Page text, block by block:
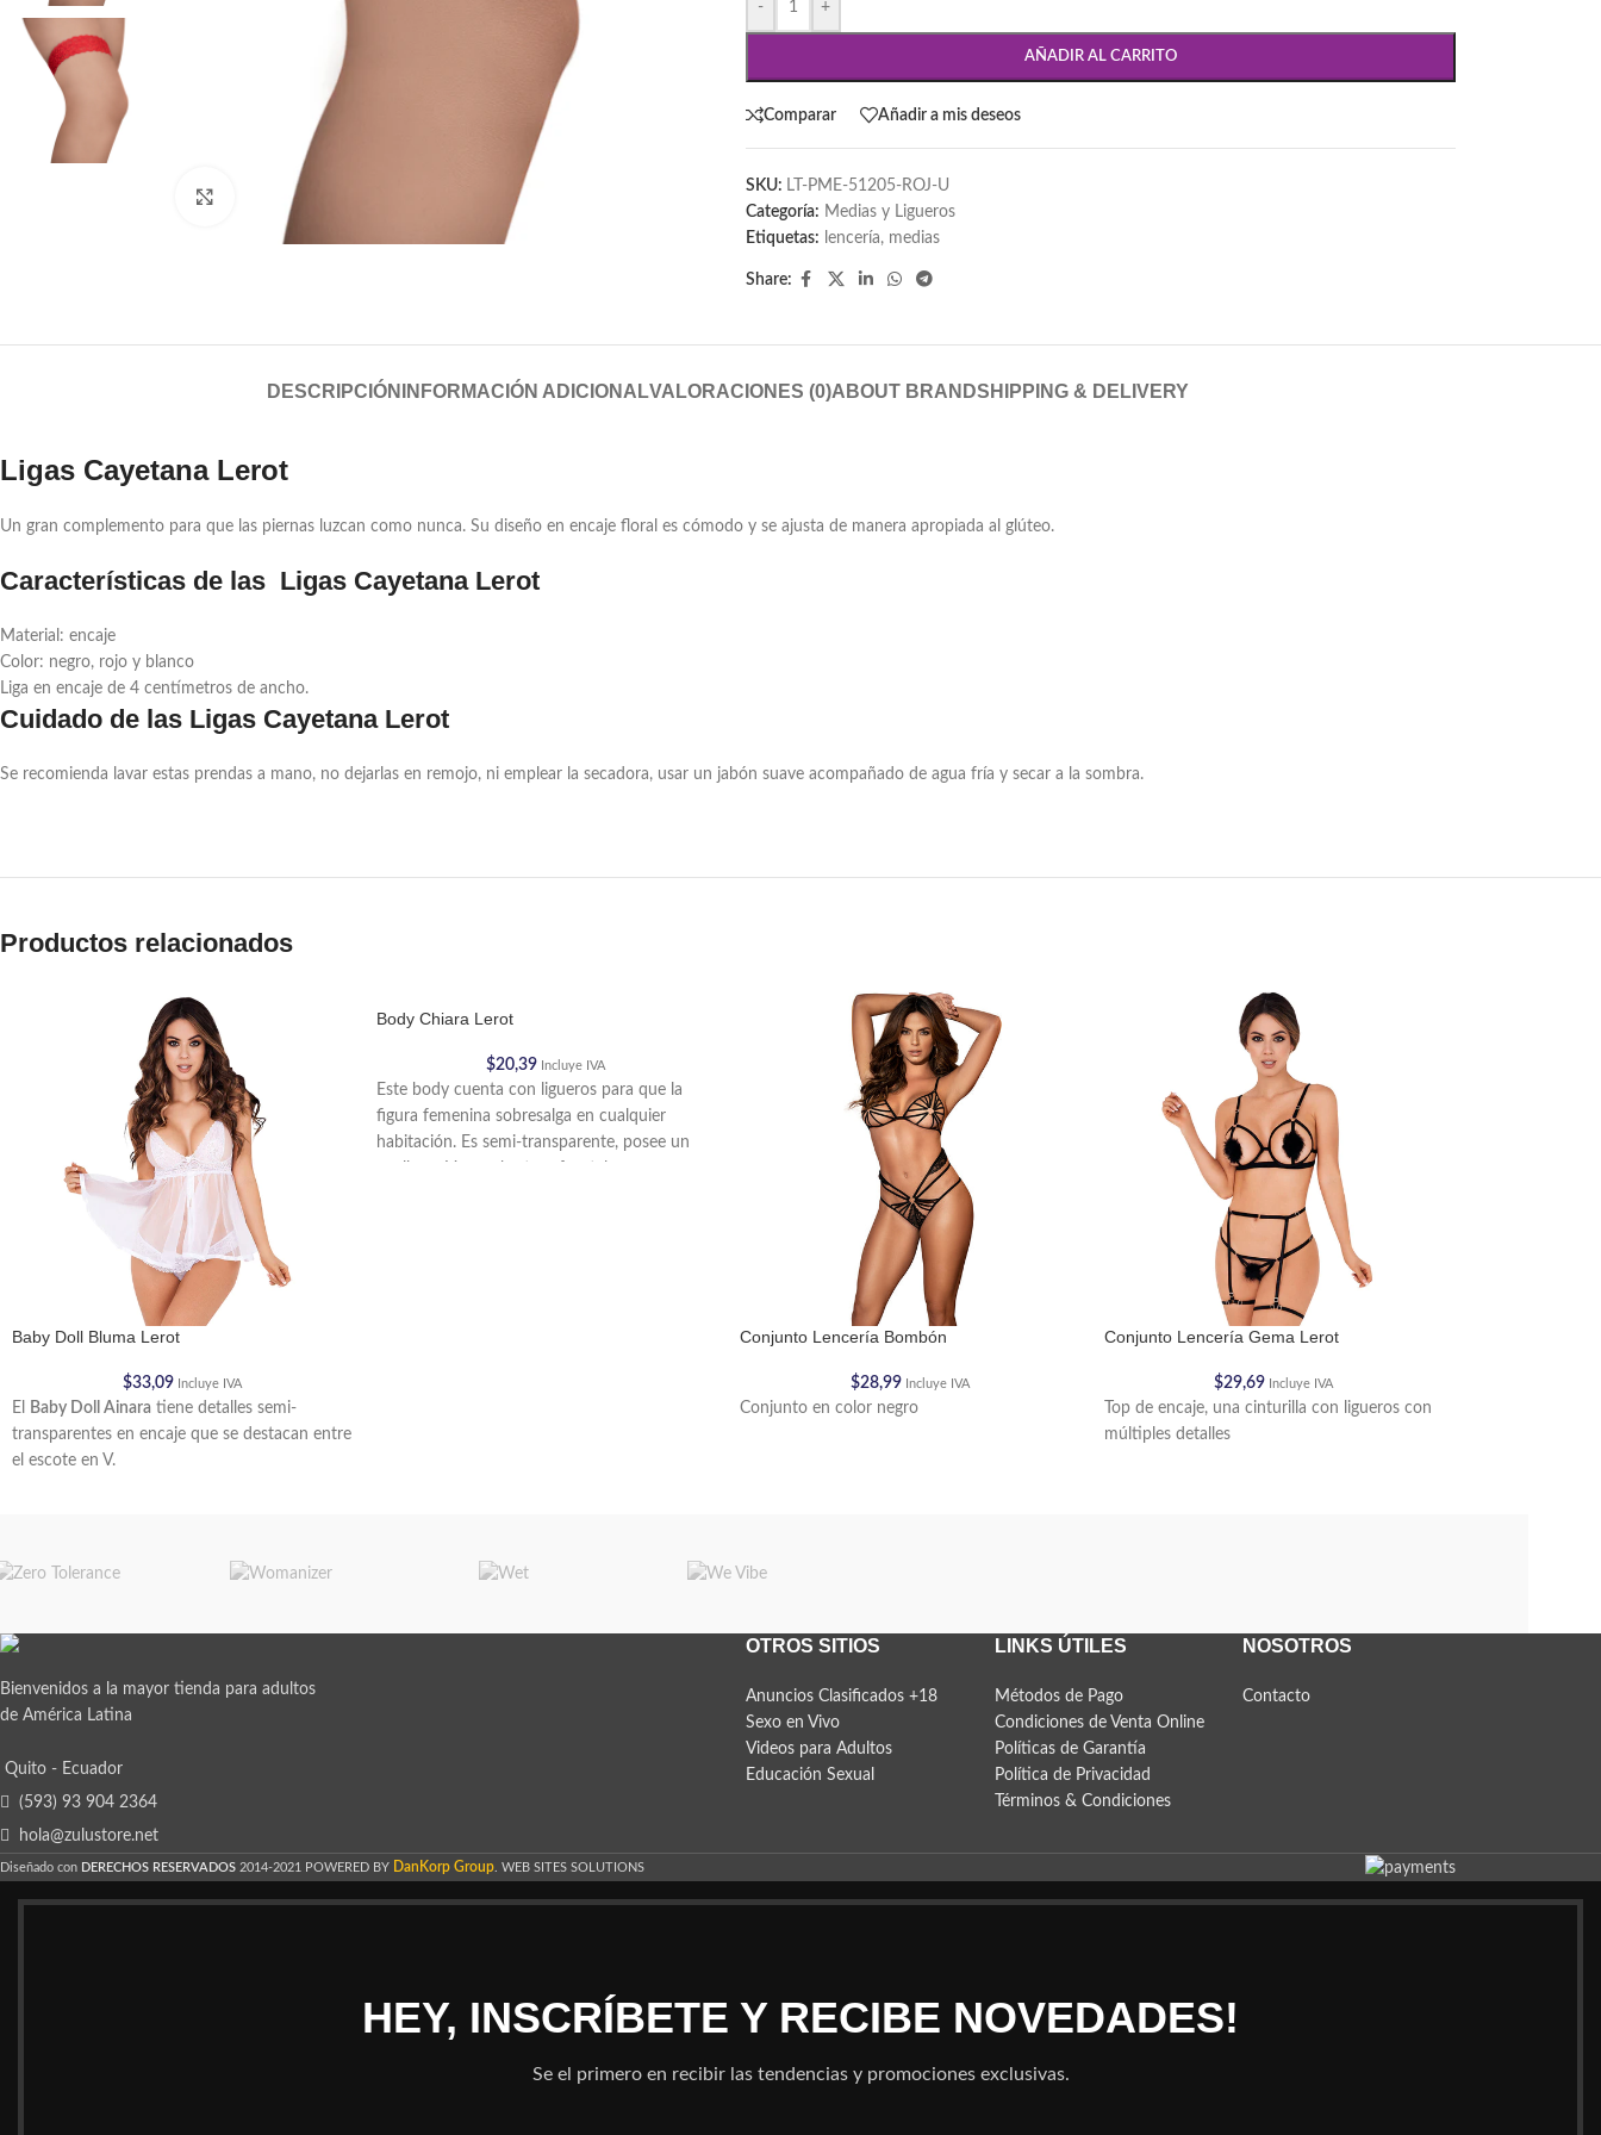
Click to enlarge
- +
AÑADIR AL CARRITO
Comparar Añadir a mis deseos
SKU: LT-PME-51205-ROJ-U
Categoría: Medias y Ligueros
Etiquetas: lencería, medias
Share:
DESCRIPCIÓN INFORMACIÓN ADICIONALVALORACIONES (0)ABOUT BRANDSHIPPING & DELIVERY
Ligas Cayetana Lerot
Un gran complemento para que las piernas luzcan como nunca. Su diseño en encaje floral es cómodo y se ajusta de manera apropiada al glúteo.
Características de las Ligas Cayetana Lerot
Material: encaje
Color: negro, rojo y blanco
Liga en encaje de 4 centímetros de ancho.
Cuidado de las Ligas Cayetana Lerot
Se recomienda lavar estas prendas a mano, no dejarlas en remojo, ni emplear la secadora, usar un jabón suave acompañado de agua fría y secar a la sombra.
Productos relacionados
Baby Doll Bluma Lerot
$33,09 Incluye IVA
El Baby Doll Ainara tiene detalles semi-
transparentes en encaje que se destacan entre
el escote en V.
Body Chiara Lerot
$20,39 Incluye IVA
Este body cuenta con ligueros para que la
figura femenina sobresalga en cualquier
habitación. Es semi-transparente, posee un
Conjunto Lencería Bombón
$28,99 Incluye IVA
Conjunto en color negro
Conjunto Lencería Gema Lerot
$29,69 Incluye IVA
Top de encaje, una cinturilla con ligueros con
múltiples detalles
Bienvenidos a la mayor tienda para adultos
de América Latina
Quito - Ecuador
(593) 93 904 2364
hola@zulustore.net
OTROS SITIOS
Anuncios Clasificados +18
Sexo en Vivo
Videos para Adultos
Educación Sexual
LINKS ÚTILES
Métodos de Pago
Condiciones de Venta Online
Políticas de Garantía
Política de Privacidad
Términos & Condiciones
NOSOTROS
Contacto
Diseñado con DERECHOS RESERVADOS 2014-2021 POWERED BY DanKorp Group. WEB SITES SOLUTIONS
HEY, INSCRÍBETE Y RECIBE NOVEDADES!
Se el primero en recibir las tendencias y promociones exclusivas.